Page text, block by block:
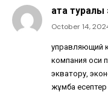
ата туралы
October 14,
управляющий
компания оси
экватору,
жұмбақ